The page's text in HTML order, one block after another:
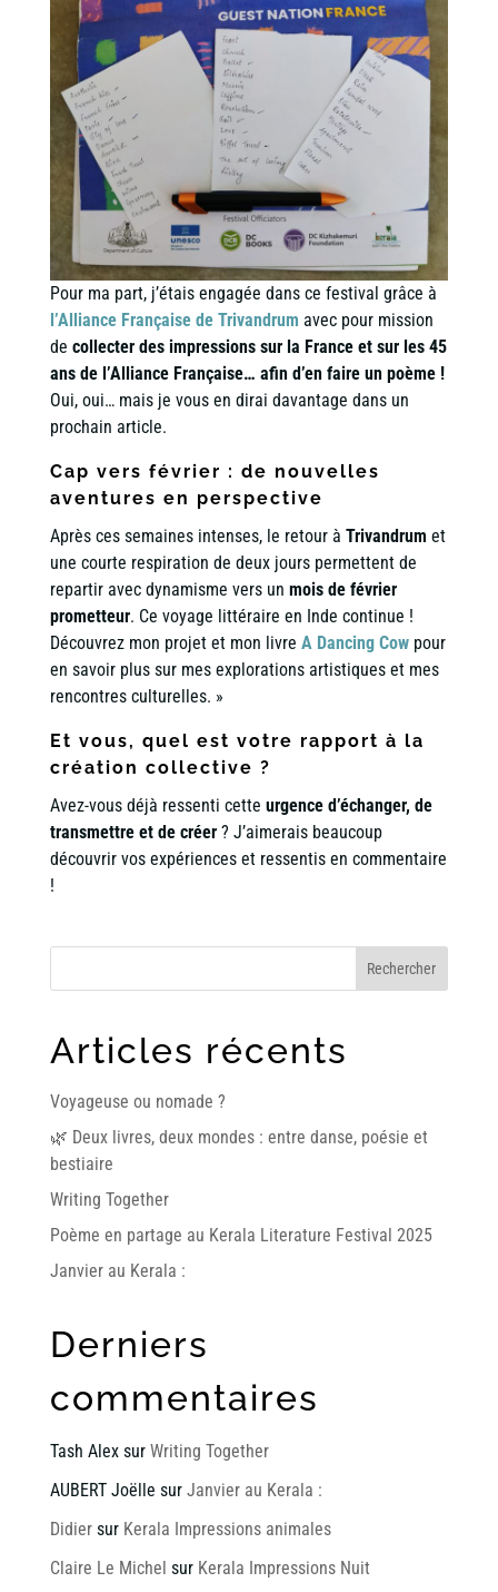
Pour ma part, j’étais engagée dans ce festival grâce à
l’Alliance Française de Trivandrum avec pour mission
de collecter des impressions sur la France et sur les 45
ans de l’Alliance Française… afin d’en faire un poème !
Oui, oui… mais je vous en dirai davantage dans un
prochain article.
Cap vers février : de nouvelles
aventures en perspective
Après ces semaines intenses, le retour à Trivandrum et
une courte respiration de deux jours permettent de
repartir avec dynamisme vers un mois de février
prometteur. Ce voyage littéraire en Inde continue !
Découvrez mon projet et mon livre A Dancing Cowpour
en savoir plus sur mes explorations artistiques et mes
rencontres culturelles. »
Et vous, quel est votre rapport à la
création collective ?
Avez-vous déjà ressenti cette urgence d’échanger, de
transmettre et de créer? J’aimerais beaucoup
découvrir vos expériences et ressentis en commentaire
!
Rechercher
Articles récents
Voyageuse ou nomade ?
🌿 Deux livres, deux mondes : entre danse, poésie et
bestiaire
Writing Together
Poème en partage au Kerala Literature Festival 2025
Janvier au Kerala :
Derniers
commentaires
Tash Alexsur Writing Together
AUBERT Joëlle sur Janvier au Kerala :
Didiersur Kerala Impressions animales
Claire Le Michel sur Kerala Impressions Nuit